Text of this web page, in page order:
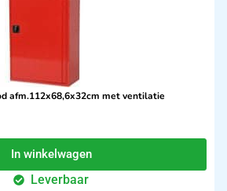
afm.112x68,6x32cm met ventilatie
In winkelwagen
Leverbaar